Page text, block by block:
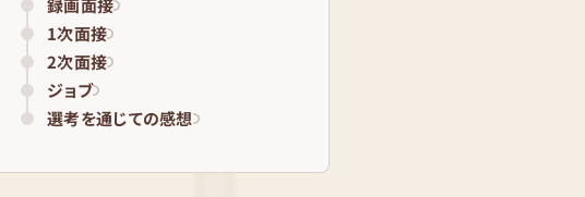
録画面接
1次面接
2次面接
ジョブ
選考を通じての感想